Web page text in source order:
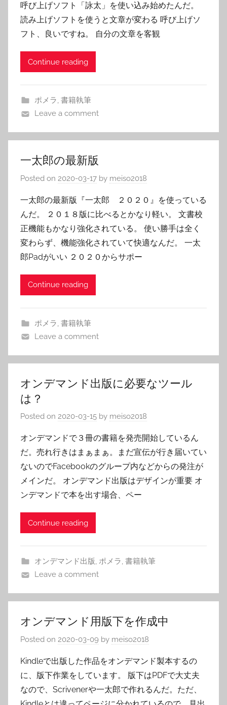
呼び上げソフト「詠太」を使い込み始めたんだ。
読み上げソフトを使うと文章が変わる 呼び上げソ
フト、良いですね。 自分の文章を客観
Continue reading
ポメラ, 書籍執筆
Leave a comment
一太郎の最新版
Posted on 2020-03-17 by meiso2018
一太郎の最新版『一太郎 ２０２０』を使っている
んだ。 ２０１８版に比べるとかなり軽い。 文書校
正機能もかなり強化されている。 使い勝手は全く
変わらず、機能強化されていて快適なんだ。 一太
郎Padがいい ２０２０からサポー
Continue reading
ポメラ 書籍執筆
Leave a comment
オンデマンド出版に必要なツール
は？
Posted on 2020-03-15 by meiso2018
オンデマンドで３冊の書籍を発売開始しているん
だ。売れ行きはまぁまぁ。まだ宣伝が行き届いてい
ないのでFacebookのグループ内などからの発注が
メインだ。 オンデマンド出版はデザインが重要 オ
ンデマンドで本を出す場合、ペー
Continue reading
オンデマンド出版, ポメラ, 書籍執筆
Leave a comment
オンデマンド用版下を作成中
Posted on 2020-03-09 by meiso2018
Kindleで出版した作品をオンデマンド製本するの
に、版下作業をしています。 版下はPDFで大丈夫
なので、Scrivenerや一太郎で作れるんだ。ただ、